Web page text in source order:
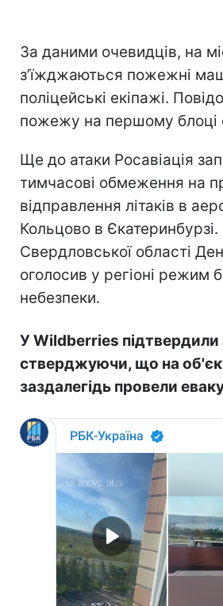
За даними очевидців, на
зʼїжджаються пожежні
поліцейські екіпажі.
пожежу на першому блоці
Ще до атаки Росавіація
тимчасові обмеження на
відправлення літаків в
Кольцово в
Свердловської області
оголосив у регіоні режим
небезпеки.
У Wildberries підтвердили
стверджуючи, що на
заздалегідь провели